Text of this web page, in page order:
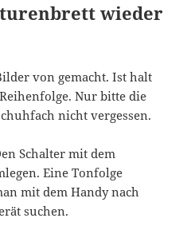
wieder
von gemacht. Ist halt
Nur bitte die
nicht vergessen.
Schalter mit dem
Eine Tonfolge
mit dem Handy nach
suchen.